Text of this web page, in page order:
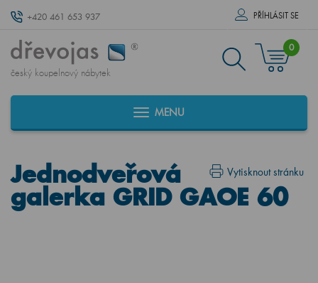
+420 461 653 937 PŘÍHLÁSIT SE
český koupelnový nábytek
0
MENU
Vytisknout stránku
Jednodveřová
galerka GRID GAOE 60